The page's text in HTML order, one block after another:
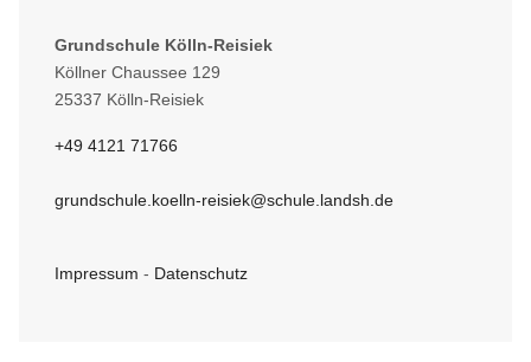
Grundschule Kölln-Reisiek
Köllner Chaussee 129
25337 Kölln-Reisiek
+49 4121 71766
grundschule.koelln-reisiek@schule.landsh.de
Impressum - Datenschutz